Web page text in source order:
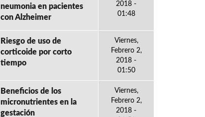
neumonia en pacientes
con Alzheimer
2018 -
01:48
Riesgo de uso de
corticoide por corto
tiempo
Viernes,
Febrero 2,
2018 -
01:50
Beneficios de los
micronutrientes en la
gestación
Viernes,
Febrero 2,
2018 -